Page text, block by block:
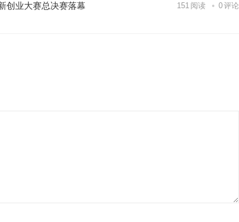
创业大赛总决赛落幕 151 阅读 0评论